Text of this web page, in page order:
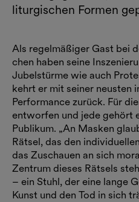
liturgischen Formen
Als regel­mäßiger Gast bei
chen haben seine
Jubelstürme wie auch
kehrt er mit seiner neusten
Performance zu­rück. Für
entworfen und jede gehört
Publikum. „An Masken
Rätsel, das den
das Zuschauen an sich
Zentrum die­ses Rätsels
– ein Stuhl, der eine lange
Kunst und den Tod in sich